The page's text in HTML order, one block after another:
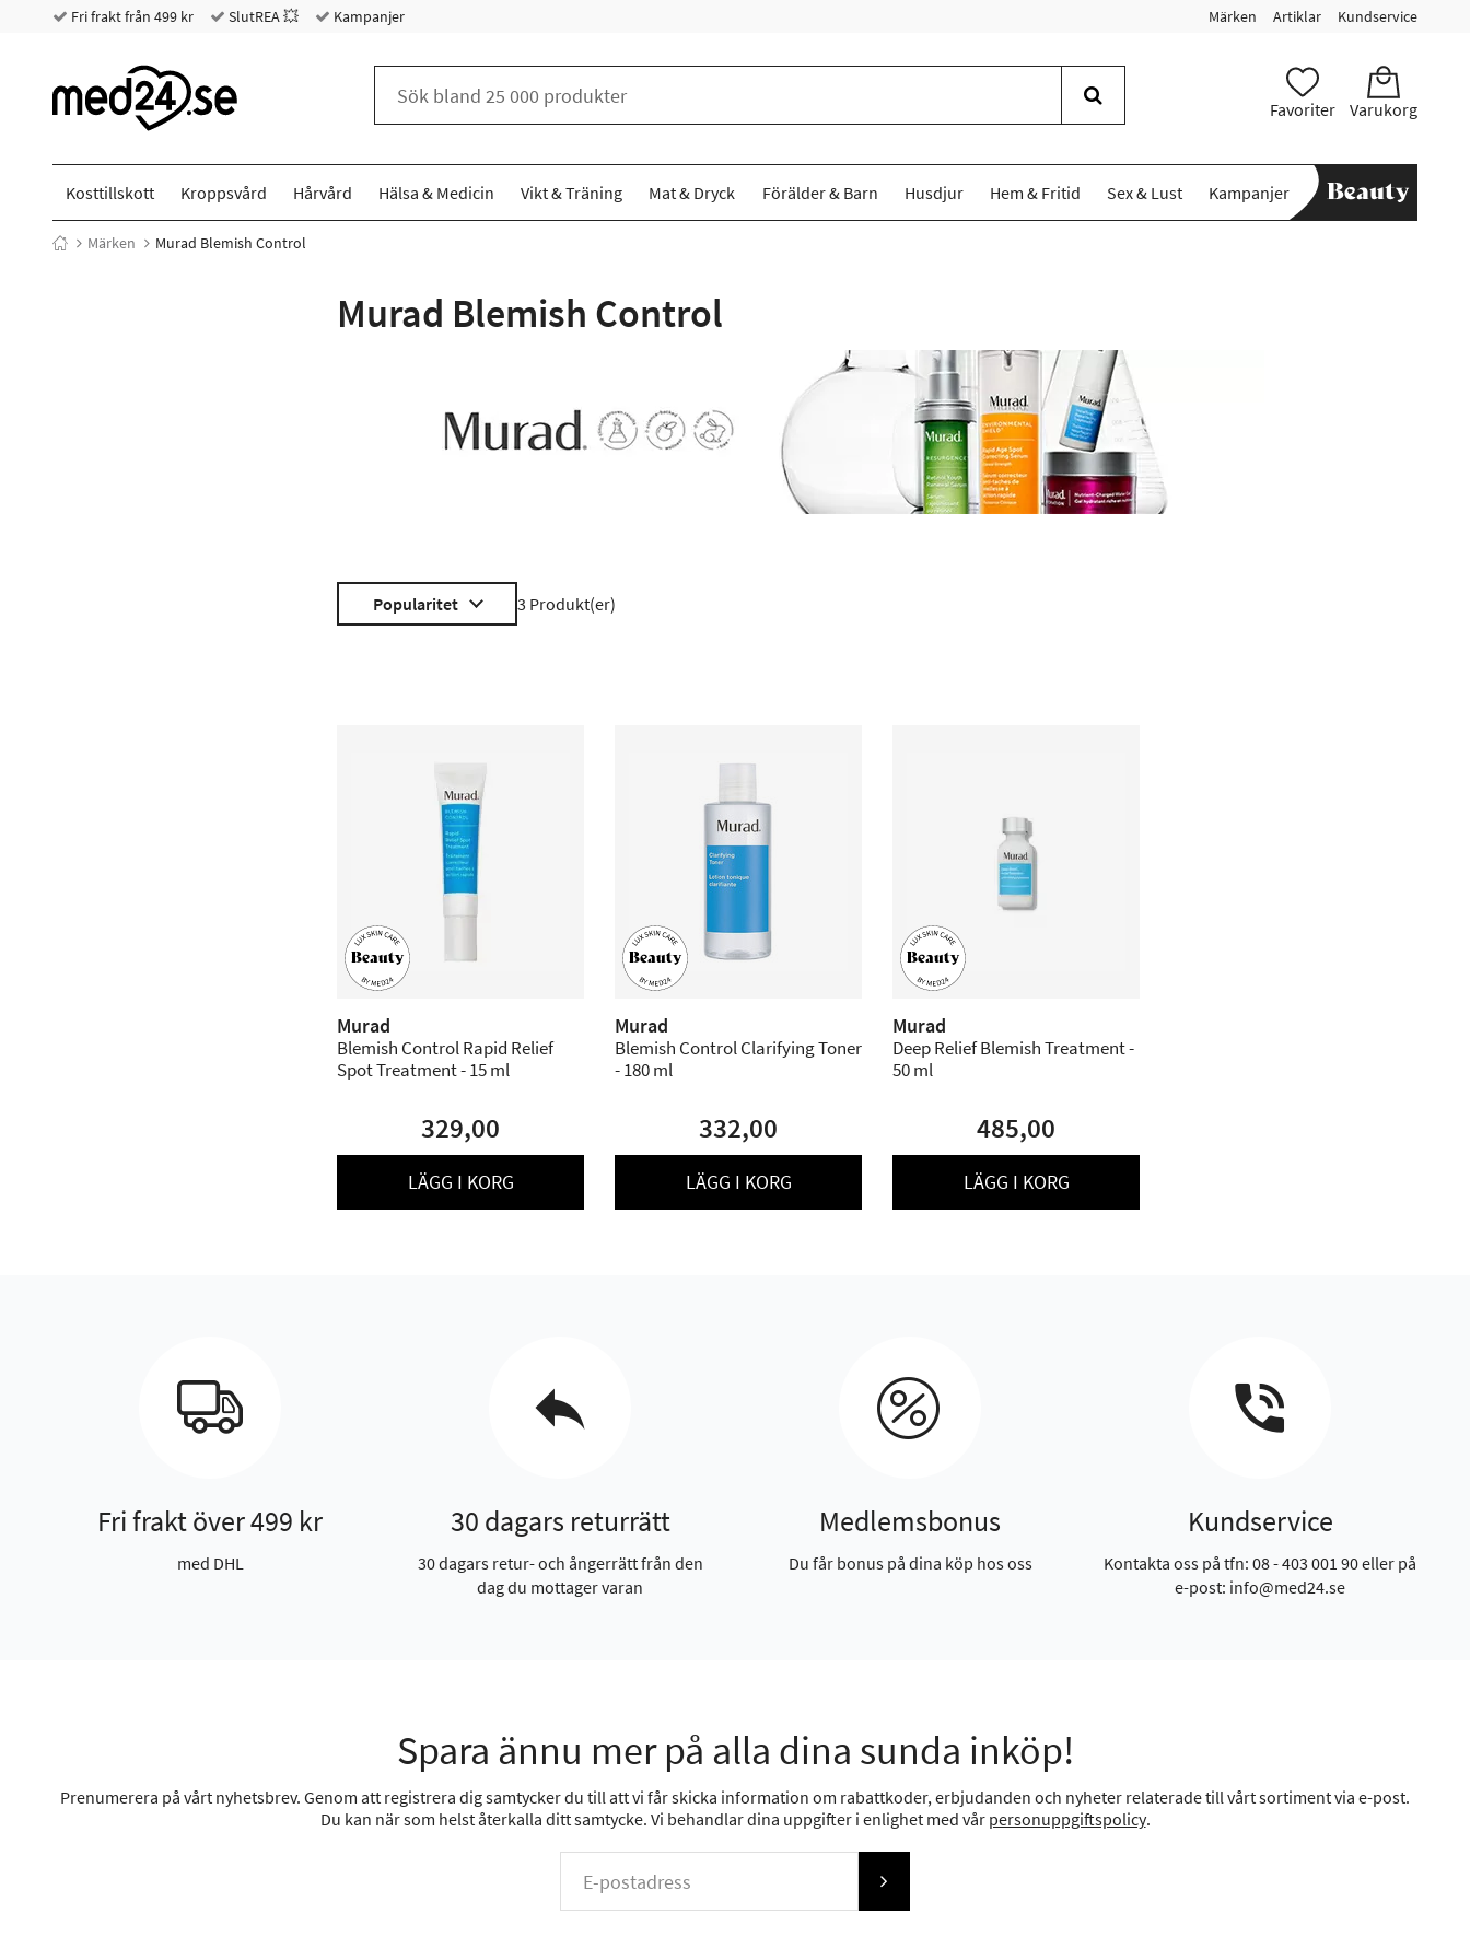
Fri frakt från 499 kr SlutREA 💥 Kampanjer Märken Artiklar Kundservice
Favoriter Varukorg
Kosttillskott Kroppsvård Hårvård Hälsa & Medicin Vikt & Träning Mat & Dryck Förälder & Barn Husdjur Hem & Fritid Sex & Lust Kampanjer
Märken Murad Blemish Control
Murad Blemish Control
Popularitet 3 Produkt(er)
Murad
Blemish Control Rapid Relief
Spot Treatment - 15 ml
329,00
LÄGG I KORG
Murad
Blemish Control Clarifying Toner
- 180 ml
332,00
LÄGG I KORG
Murad
Deep Relief Blemish Treatment -
50 ml
485,00
LÄGG I KORG
Fri frakt över 499 kr
med DHL
30 dagars returrätt
30 dagars retur- och ångerrätt från den
dag du mottager varan
Medlemsbonus
Du får bonus på dina köp hos oss
Kundservice
Kontakta oss på tfn: 08 - 403 001 90 eller på
e-post: info@med24.se
Spara ännu mer på alla dina sunda inköp!
Prenumerera på vårt nyhetsbrev. Genom att registrera dig samtycker du till att vi får skicka information om rabattkoder, erbjudanden och nyheter relaterade till vårt sortiment via e-post.
Du kan när som helst återkalla ditt samtycke. Vi behandlar dina uppgifter i enlighet med vår personuppgiftspolicy.